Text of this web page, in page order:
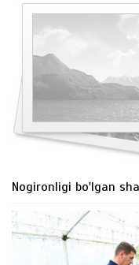
Nogironligi bo'lgan